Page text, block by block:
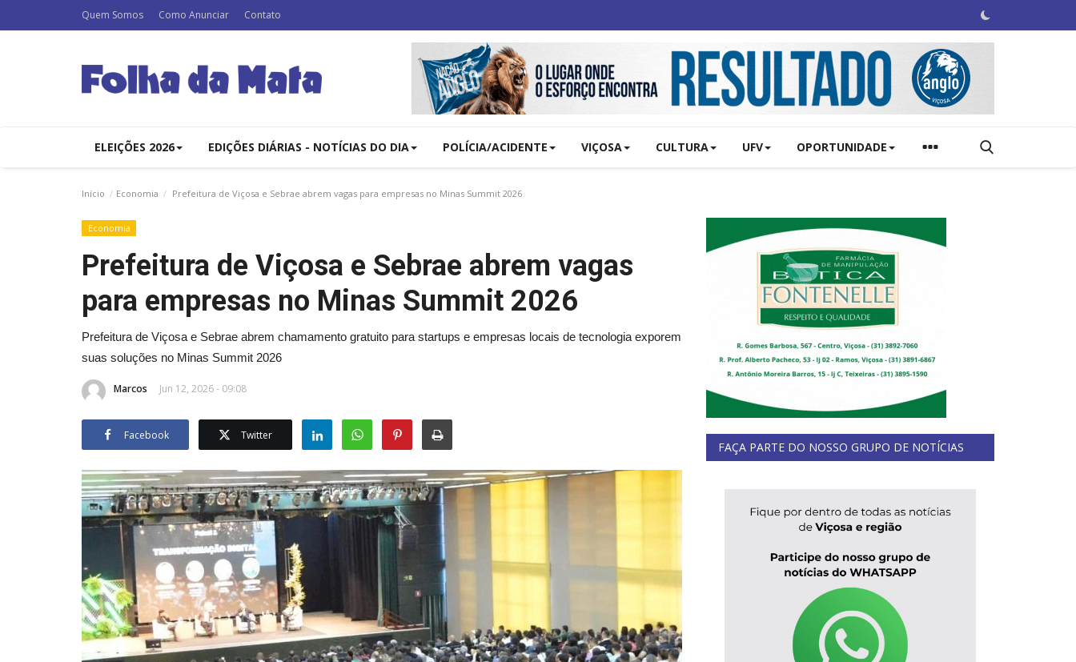
Quem Somos Como Anunciar Contato
ELEIÇÕES 2026 EDIÇÕES DIÁRIAS - NOTÍCIAS DO DIA POLÍCIA/ACIDENTE VIÇOSA CULTURA UFV OPORTUNIDADE
Início Economia Prefeitura de Viçosa e Sebrae abrem vagas para empresas no Minas Summit 2026
Economia
Prefeitura de Viçosa e Sebrae abrem vagas
para empresas no Minas Summit 2026
Prefeitura de Viçosa e Sebrae abrem chamamento gratuito para startups e empresas locais de tecnologia exporem
suas soluções no Minas Summit 2026
Marcos Jun 12, 2026 - 09:08
Facebook Twitter
FAÇA PARTE DO NOSSO GRUPO DE NOTÍCIAS